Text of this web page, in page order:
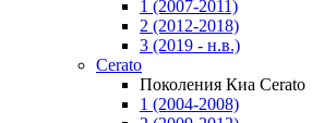
1 (2007-2011)
2 (2012-2018)
3 (2019 - н.в.)
Cerato
Поколения Киа Cerato
1 (2004-2008)